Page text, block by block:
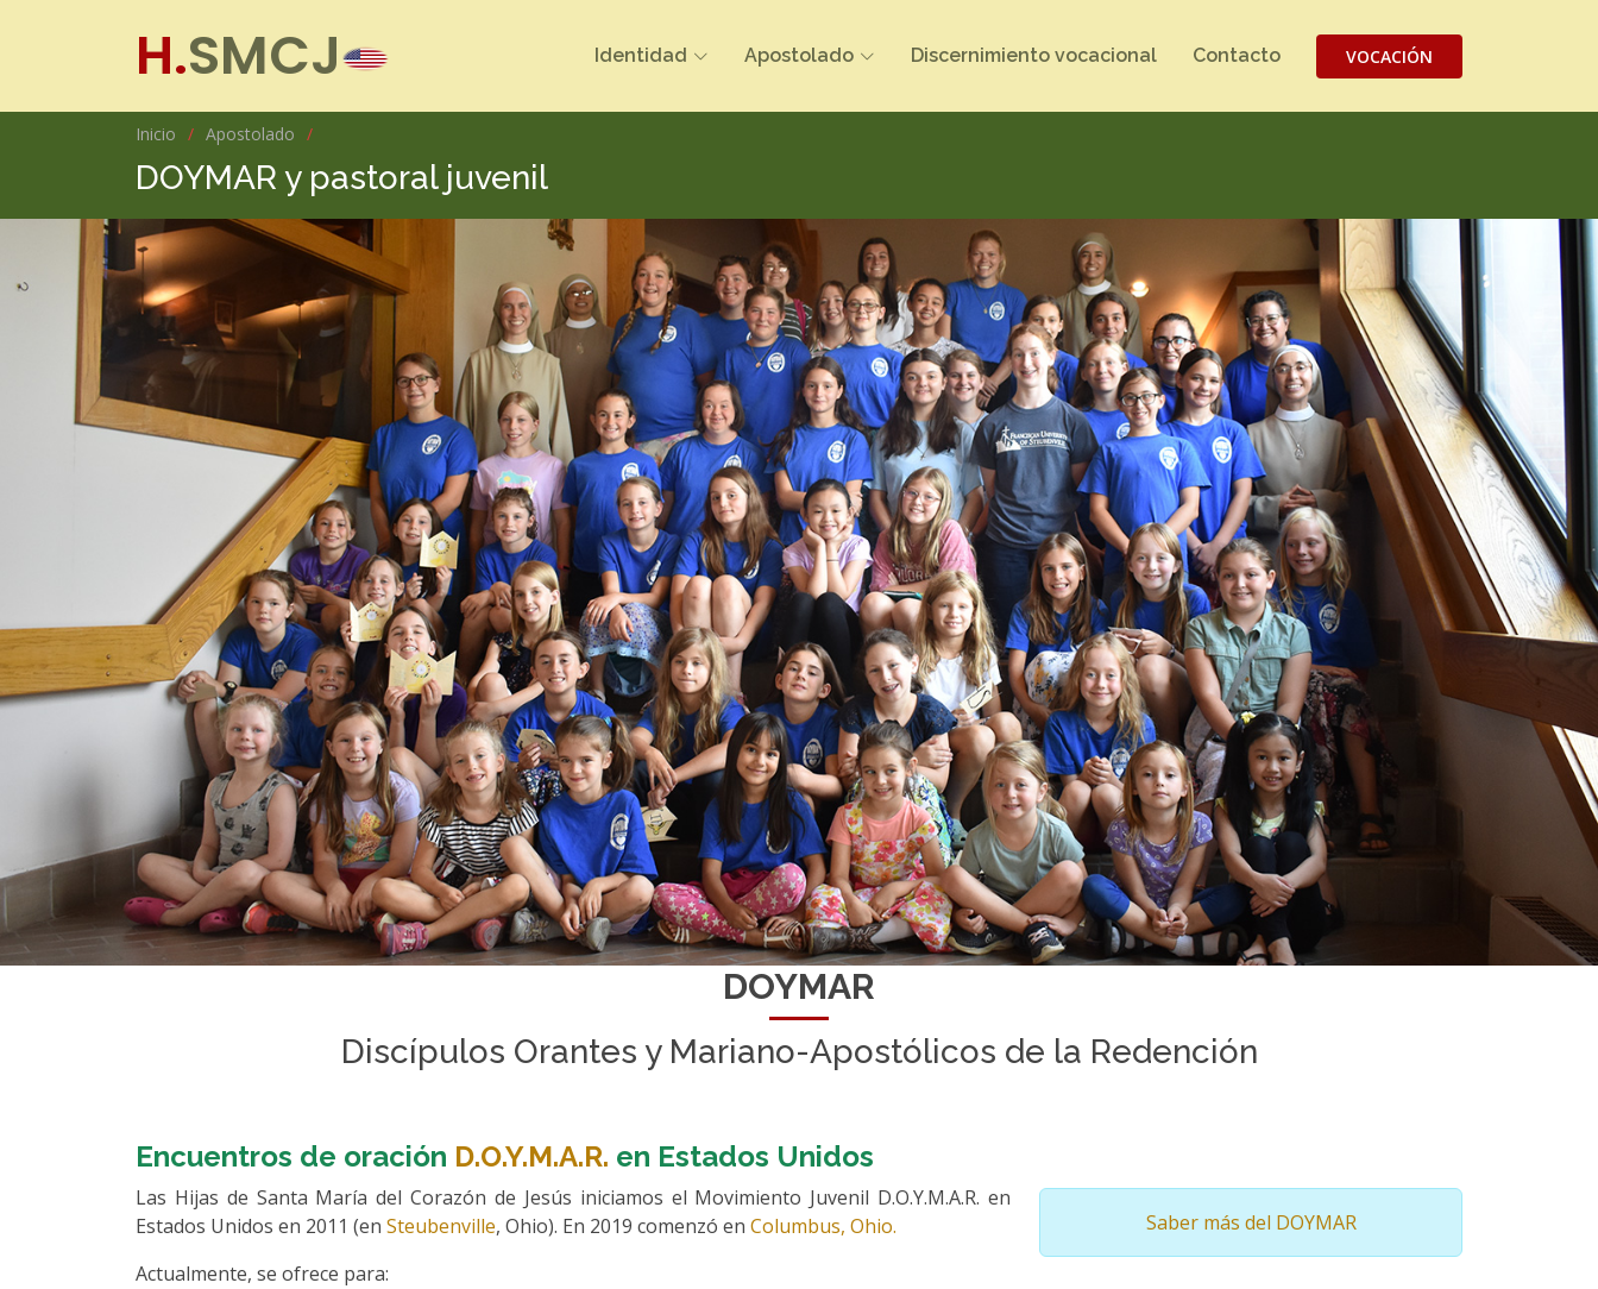
H.SMCJ Identidad Apostolado Discernimiento vocacional Contacto VOCACIÓN
Inicio Apostolado
DOYMAR y pastoral juvenil
DOYMAR
Discípulos Orantes y Mariano-Apostólicos de la Redención
Encuentros de oración D.O.Y.M.A.R. en Estados Unidos
Las Hijas de Santa María del Corazón de Jesús iniciamos el Movimiento Juvenil D.O.Y.M.A.R. en
Estados Unidos en 2011 (en Steubenville, Ohio). En 2019 comenzó en Columbus, Ohio.
Actualmente, se ofrece para:
Saber más del DOYMAR